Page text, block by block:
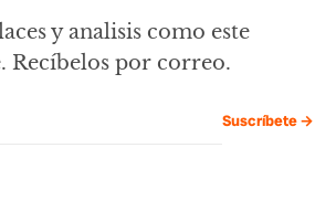
y analisis como este
Recíbelos por correo.
Suscríbete →